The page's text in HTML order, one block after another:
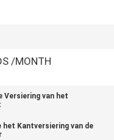
/MONTH
Versiering van het
het Kantversiering van de